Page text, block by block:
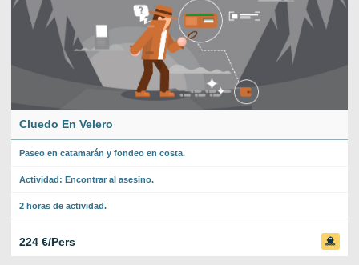
Cluedo En Velero
Paseo en catamarán y fondeo en costa.
Actividad: Encontrar al asesino.
2 horas de actividad.
224 €/Pers